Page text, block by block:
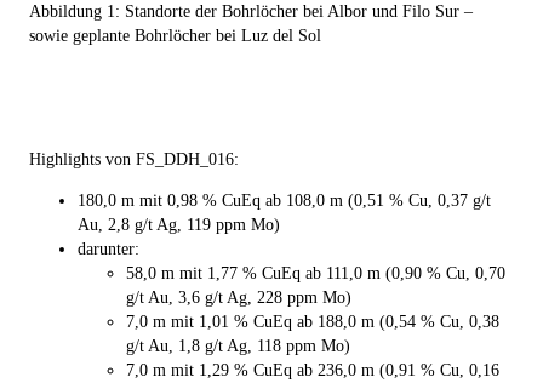
Abbildung 1: Standorte der Bohrlöcher bei Albor und Filo Sur –
sowie geplante Bohrlöcher bei Luz del Sol
Highlights von FS_DDH_016:
180,0 m mit 0,98 % CuEq ab 108,0 m (0,51 % Cu, 0,37 g/t
Au, 2,8 g/t Ag, 119 ppm Mo)
darunter:
58,0 m mit 1,77 % CuEq ab 111,0 m (0,90 % Cu, 0,70
g/t Au, 3,6 g/t Ag, 228 ppm Mo)
7,0 m mit 1,01 % CuEq ab 188,0 m (0,54 % Cu, 0,38
g/t Au, 1,8 g/t Ag, 118 ppm Mo)
7,0 m mit 1,29 % CuEq ab 236,0 m (0,91 % Cu, 0,16